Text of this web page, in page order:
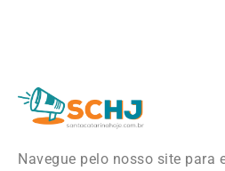
Navegue pelo nosso site para